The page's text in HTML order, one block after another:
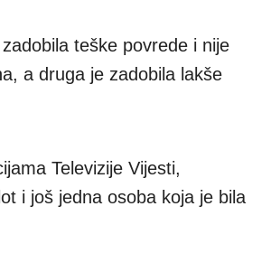
teške povrede i nije
a druga je zadobila lakše
Televizije Vijesti,
i još jedna osoba koja je bila